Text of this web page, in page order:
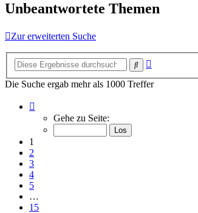
Unbeantwortete Themen
Zur erweiterten Suche
Suche
Die Suche ergab mehr als 1000 Treffer
von
Gehe zu Seite:
1
2
3
4
5
…
15